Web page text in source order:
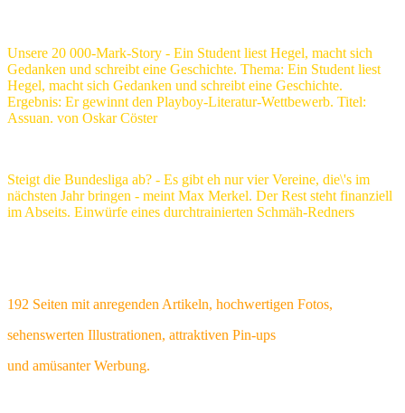
Unsere 20 000-Mark-Story - Ein Student liest Hegel, macht sich
Gedanken und schreibt eine Geschichte. Thema: Ein Student liest
Hegel, macht sich Gedanken und schreibt eine Geschichte.
Ergebnis: Er gewinnt den Playboy-Literatur-Wettbewerb. Titel:
Assuan. von Oskar Cöster
Steigt die Bundesliga ab? - Es gibt eh nur vier Vereine, die\'s im
nächsten Jahr bringen - meint Max Merkel. Der Rest steht finanziell
im Abseits. Einwürfe eines durchtrainierten Schmäh-Redners
192 Seiten mit anregenden Artikeln, hochwertigen Fotos,
sehenswerten Illustrationen, attraktiven Pin-ups
und amüsanter Werbung.